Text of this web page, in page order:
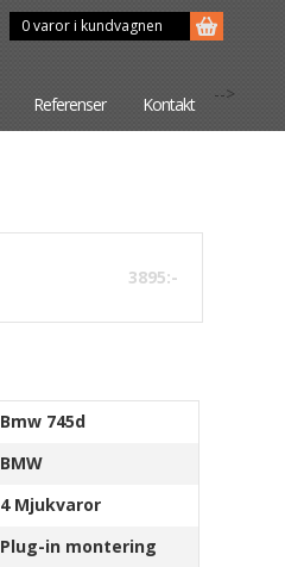
-->
Referenser Kontakt
0 varor i kundvagnen
3895:-
Bmw 745d
BMW
4 Mjukvaror
Plug-in montering